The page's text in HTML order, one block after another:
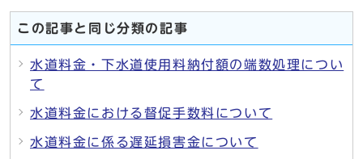
この記事と同じ分類の記事
水道料金・下水道使用料納付額の端数処理につい
て
水道料金における督促手数料について
水道料金に係る遅延損害金について